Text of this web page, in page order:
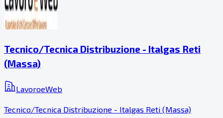
Tecnico/Tecnica Distribuzione - Italgas Reti
(Massa)
LavoroeWeb
Tecnico/Tecnica Distribuzione - Italgas Reti (Massa)